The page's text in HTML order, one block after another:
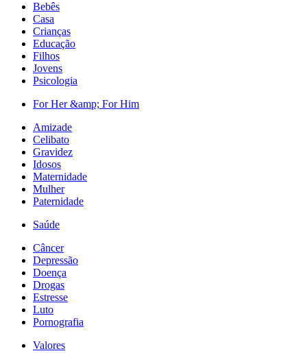
Bebês
Casa
Crianças
Educação
Filhos
Jovens
Psicologia
For Her &amp; For Him
Amizade
Celibato
Gravidez
Idosos
Maternidade
Mulher
Paternidade
Saúde
Câncer
Depressão
Doença
Drogas
Estresse
Luto
Pornografia
Valores